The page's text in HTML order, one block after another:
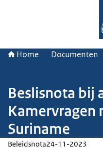
Home Documenten
Beslisnota bij
Kamervragen
Suriname
Beleidsnota24-11-2023